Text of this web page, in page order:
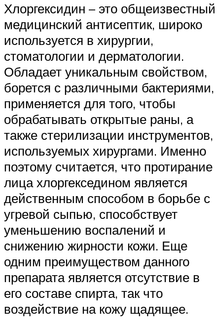
Хлоргексидин – это общеизвестный
медицинский антисептик, широко
используется в хирургии,
стоматологии и дерматологии.
Обладает уникальным свойством,
борется с различными бактериями,
применяется для того, чтобы
обрабатывать открытые раны, а
также стерилизации инструментов,
используемых хирургами. Именно
поэтому считается, что протирание
лица хлоргекседином является
действенным способом в борьбе с
угревой сыпью, способствует
уменьшению воспалений и
снижению жирности кожи. Еще
одним преимуществом данного
препарата является отсутствие в
его составе спирта, так что
воздействие на кожу щадящее.